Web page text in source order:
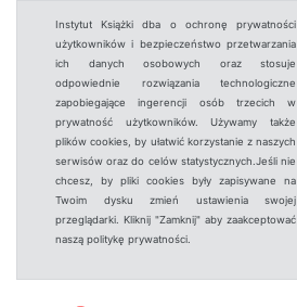
Instytut Książki dba o ochronę prywatności
użytkowników i bezpieczeństwo przetwarzania
ich danych osobowych oraz stosuje
odpowiednie rozwiązania technologiczne
zapobiegające ingerencji osób trzecich w
prywatność użytkowników. Używamy także
plików cookies, by ułatwić korzystanie z naszych
serwisów oraz do celów statystycznych.Jeśli nie
chcesz, by pliki cookies były zapisywane na
Twoim dysku zmień ustawienia swojej
przeglądarki. Kliknij "Zamknij" aby zaakceptować
naszą politykę prywatności.